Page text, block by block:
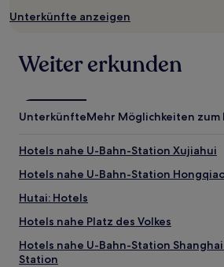
Unterkünfte anzeigen
Weiter erkunden
UnterkünfteMehr Möglichkeiten zum
Hotels nahe U-Bahn-Station Xujiahui
Hotels nahe U-Bahn-Station
Hutai: Hotels
Hotels nahe Platz des Volkes
Hotels nahe U-Bahn-Station
Station